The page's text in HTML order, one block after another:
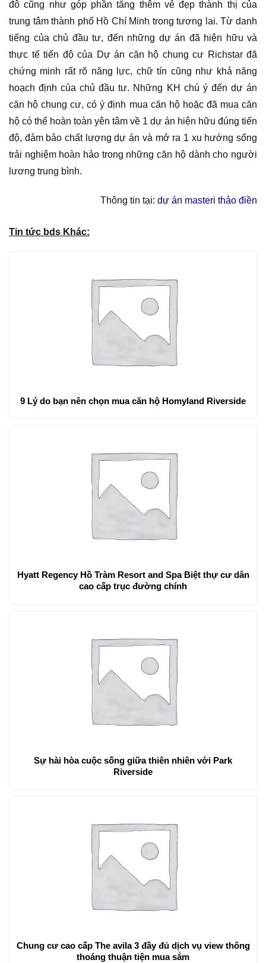
đô cũng như góp phần tăng thêm vẻ đẹp thành thị của
trung tâm thành phố Hồ Chí Minh trong tương lai. Từ danh
tiếng của chủ đầu tư, đến những dự án đã hiện hữu và
thực tế tiến độ của Dự án căn hộ chung cư Richstar đã
chứng minh rất rõ năng lực, chữ tín cũng như khả năng
hoạch định của chủ đầu tư. Những KH chú ý đến dự án
căn hộ chung cư, có ý định mua căn hộ hoặc đã mua căn
hộ có thể hoàn toàn yên tâm về 1 dự án hiện hữu đúng tiến
độ, đảm bảo chất lượng dự án và mở ra 1 xu hướng sống
trải nghiệm hoàn hảo trong những căn hộ dành cho người
lương trung bình.
Thông tin tại: dự án masteri thảo điền
Tin tức bds Khác:
9 Lý do bạn nên chọn mua căn hộ Homyland Riverside
Hyatt Regency Hồ Tràm Resort and Spa Biệt thự cư dân
cao cấp trục đường chính
Sự hài hòa cuộc sống giữa thiên nhiên với Park
Riverside
Chung cư cao cấp The avila 3 đầy đủ dịch vụ view thông
thoáng thuận tiện mua sắm